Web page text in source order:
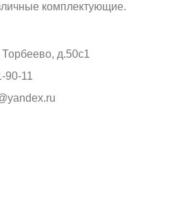
комплектующие.
д.50с1
90-11